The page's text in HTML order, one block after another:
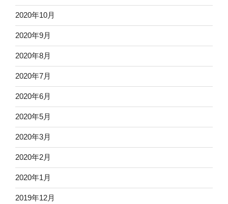
2020年10月
2020年9月
2020年8月
2020年7月
2020年6月
2020年5月
2020年3月
2020年2月
2020年1月
2019年12月